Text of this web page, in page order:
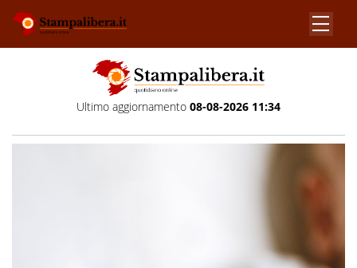
Ultimo aggiornamento 08-08-2026 11:34